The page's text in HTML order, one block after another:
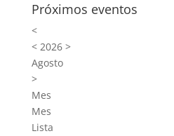
Próximos eventos
<
<2026 >
Agosto
>
Mes
Mes
Lista